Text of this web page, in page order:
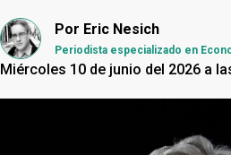
Por Eric Nesich
Periodista especializado en
Miércoles 10 de junio del 2026 a